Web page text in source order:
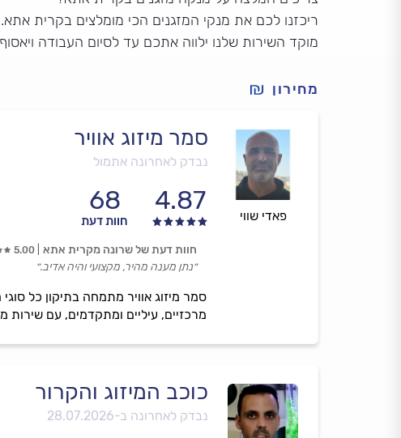
ריכזנו לכם את מנקי המזגנים הכי מומלצים בקרית אתא.
מוקד השירות שלנו ילווה אתכם עד לסיום העבודה
מחירון
פאדי שווי
סמר מיזוג אוויר
נבדק לאחרונה אתמול
4.87
68
חוות דעת
סמר מיזוג אוויר מתמחה בתיקון כל
מרכזיים, עיליים ומתקדמים, עם שירות
חוות דעת של שרונה מקרית אתא 5.00
״נתן מענה מהיר, מקצועי והיה אדיב.״
כוכב המיזוג והקרור
נבדק לאחרונה ב-28.07.2026